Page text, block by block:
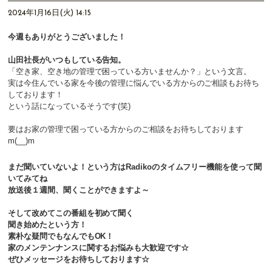
2024年1月16日(火) 14:15
今週もありがとうございました！
山田社長がいつもしている告知。
「空き家、空き地の管理で困っている方いませんか？」という文言。
実は今住んでいる家を今後の管理に悩んでいる方からのご相談もお待ち
しております！
という話になっているそうです(笑)
要はお家の管理で困っている方からのご相談をお待ちしております
m(__)m
まだ聞いていないよ！という方はRadikoのタイムフリー機能を使って聞
いてみてね
放送後１週間、聞くことができますよ～
そして改めてこの番組を初めて聞く
聞き始めたという方！
素朴な疑問でもなんでもOK！
家のメンテンナンスに関するお悩みも大歓迎です☆
ぜひメッセージをお待ちしております☆